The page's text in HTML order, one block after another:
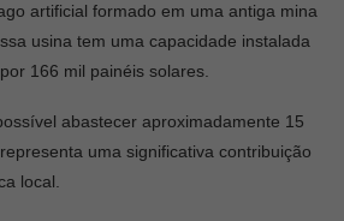
artificial formado em uma antiga mina
usina tem uma capacidade instalada
166 mil painéis solares.
abastecer aproximadamente 15
uma significativa contribuição
local.